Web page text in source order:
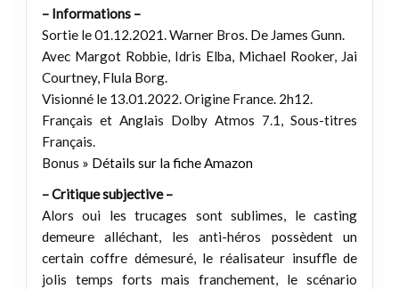
– Informations –
Sortie le 01.12.2021. Warner Bros. De James Gunn.
Avec Margot Robbie, Idris Elba, Michael Rooker, Jai
Courtney, Flula Borg.
Visionné le 13.01.2022. Origine France. 2h12.
Français et Anglais Dolby Atmos 7.1, Sous-titres
Français.
Bonus » Détails sur la fiche Amazon
– Critique subjective –
Alors oui les trucages sont sublimes, le casting
demeure alléchant, les anti-héros possèdent un
certain coffre démesuré, le réalisateur insuffle de
jolis temps forts mais franchement, le scénario